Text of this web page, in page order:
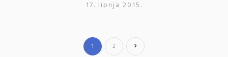
17. lipnja 2015.
1 2